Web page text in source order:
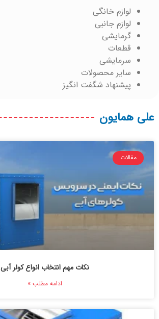
لوازم خانگی
لوازم جانبی
گرمایشی
قطعات
سرمایشی
سایر محصولات
پیشنهاد شگفت انگیز
علی همایون
مقالات
نکات مهم انتخاب انواع کولر آبی
ادامه مطلب »